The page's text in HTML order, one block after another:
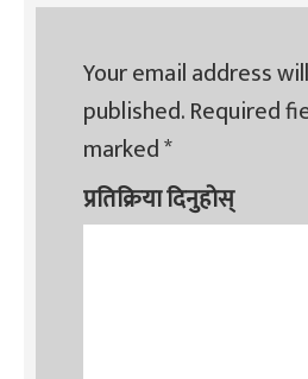
Your email address
published.Required
marked*
प्रतिक्रिया दिनुहोस्